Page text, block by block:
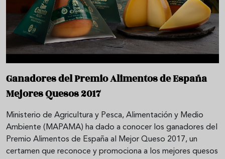
Ganadores del Premio Alimentos de España
Mejores Quesos 2017
Ministerio de Agricultura y Pesca, Alimentación y Medio
Ambiente (MAPAMA) ha dado a conocer los ganadores del
Premio Alimentos de España al Mejor Queso 2017, un
certamen que reconoce y promociona a los mejores quesos